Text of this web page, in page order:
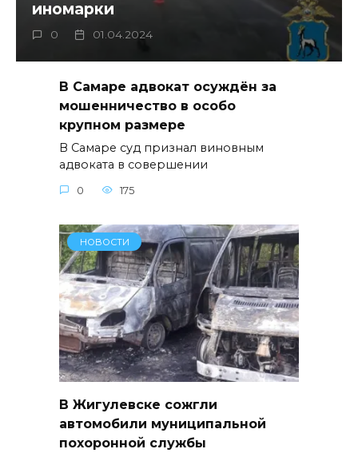
иномарки
0 01.04.2024
В Самаре адвокат осуждён за
мошенничество в особо
крупном размере
В Самаре суд признал виновным
адвоката в совершении
0 175
НОВОСТИ
В Жигулевске сожгли
автомобили муниципальной
похоронной службы